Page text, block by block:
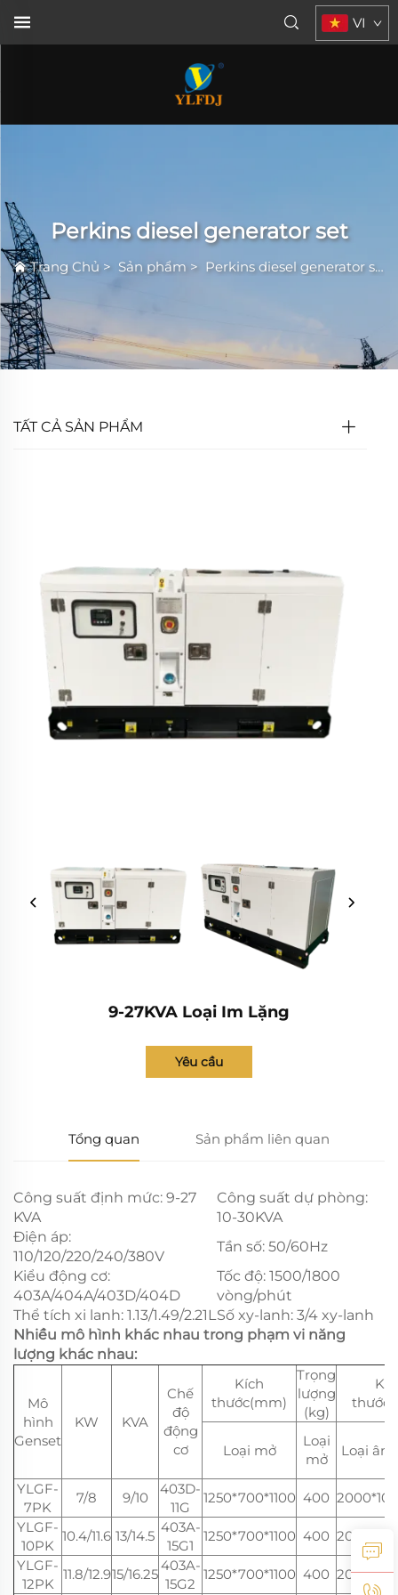
VI
Perkins diesel generator set
Trang Chủ > Sản phẩm > Perkins diesel generator set
TẤT CẢ SẢN PHẨM
9-27KVA Loại Im Lặng
Yêu cầu
Tổng quan Sản phẩm liên quan
Công suất định mức: 9-27
KVA
Công suất dự phòng:
10-30KVA
Điện áp:
110/120/220/240/380V
Tần số: 50/60Hz
Kiểu động cơ:
403A/404A/403D/404D
Tốc độ: 1500/1800
vòng/phút
Thể tích xi lanh: 1.13/1.49/2.21L Số xy-lanh: 3/4 xy-lanh
Nhiều mô hình khác nhau trong phạm vi năng
lượng khác nhau:
Mô
hình
Genset
KW KVA
Chế
độ
động
cơ
Kích
thước(mm)
Trọng
lượng
(kg)
Loại mở
Loại
mở
Loại
YLGF-
7PK
7/8 9/10
403D-
11G
1250*700*1100 400
YLGF-
10PK
10.4/11.6 13/14.5
403A-
15G1
1250*700*1100 400
YLGF-
12PK
11.8/12.915/16.25
403A-
15G2
1250*700*1100 400